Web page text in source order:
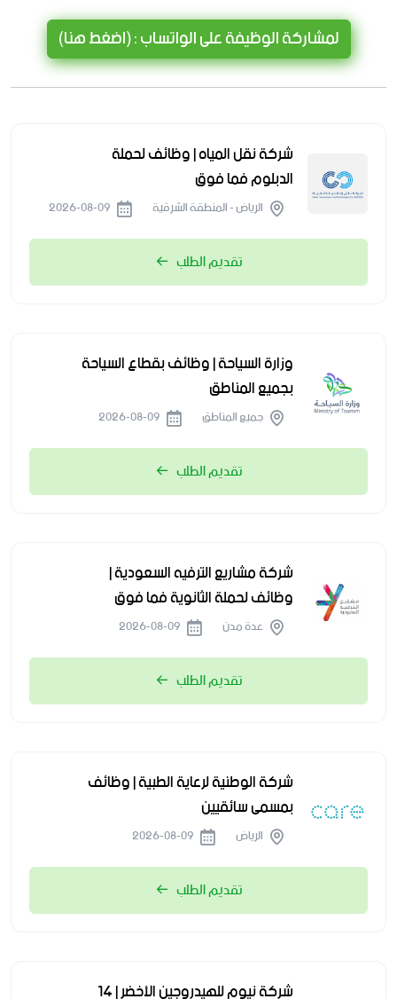
لمشاركة الوظيفة على الواتساب : (اضغط هنا)
شركة نقل المياه | وظائف لحملة
الدبلوم فما فوق
الرياض - المنطقة الشرقية
تقديم الطلب
وزارة السياحة | وظائف بقطاع السياحة
بجميع المناطق
جميع المناطق
تقديم الطلب
شركة مشاريع الترفيه السعودية |
وظائف لحملة الثانوية فما فوق
عدة مدن
تقديم الطلب
شركة الوطنية لرعاية الطبية | وظائف
بمسمى سائقيين
الرياض
تقديم الطلب